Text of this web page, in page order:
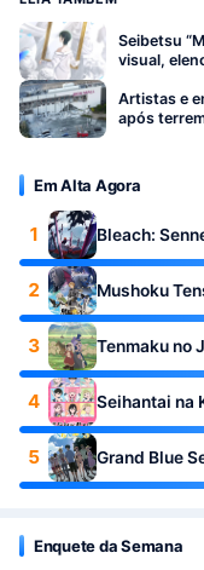
Seibetsu
visual,
Artistas e
após
Em Alta Agora
1 Bleach:
2 Mushoku
3 Tenmaku no
4 Seihantai na
5 Grand Blue
Enquete da Semana